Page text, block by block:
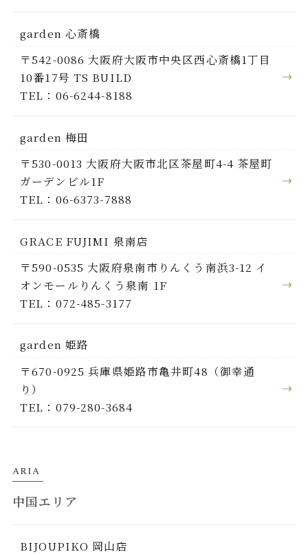
garden 心斎橋
〒542-0086 大阪府大阪市中央区西心斎橋1丁目
10番17号 TS BUILD
TEL：06-6244-8188
garden 梅田
〒530-0013 大阪府大阪市北区茶屋町4-4 茶屋町
ガーデンビル1F
TEL：06-6373-7888
GRACE FUJIMI 泉南店
〒590-0535 大阪府泉南市りんくう南浜3-12 イ
オンモールりんくう泉南 1F
TEL：072-485-3177
garden 姫路
〒670-0925 兵庫県姫路市亀井町48（御幸通
り）
TEL：079-280-3684
ARIA
中国エリア
BIJOUPIKO 岡山店